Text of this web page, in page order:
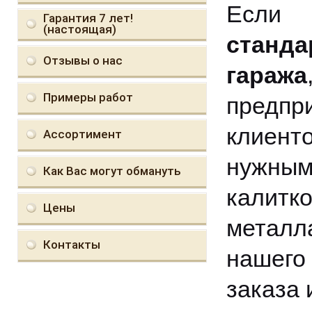
Гарантия 7 лет!
(настоящая)
Отзывы о нас
Примеры работ
Ассортимент
Как Вас могут обмануть
Цены
Контакты
Если
гаража
заказа